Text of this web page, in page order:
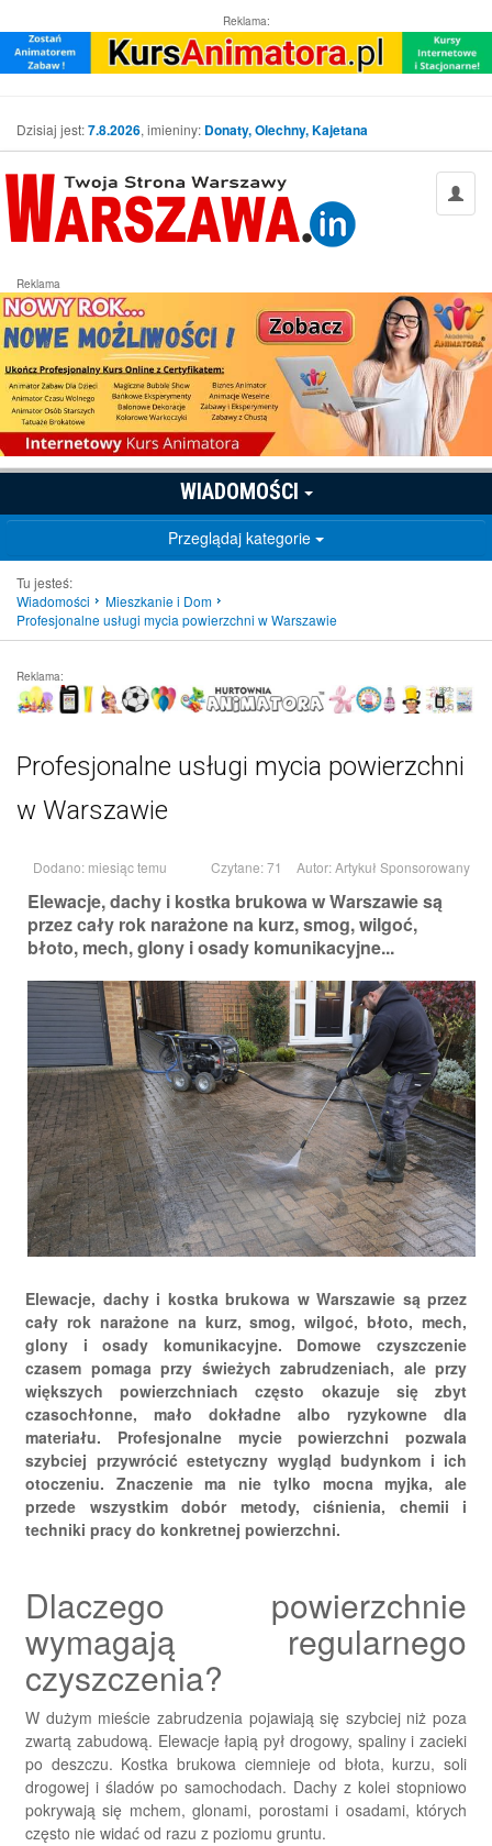
Reklama:
Dzisiaj jest:7.8.2026, imieniny: Donaty, Olechny, Kajetana
Reklama
WIADOMOŚCI
Przeglądaj kategorie
Tu jesteś:
Wiadomości
Mieszkanie i Dom
Profesjonalne usługi mycia powierzchni w Warszawie
Reklama:
Profesjonalne usługi mycia powierzchni
w Warszawie
Dodano: miesiąc temu Czytane: 71 Autor:Artykuł Sponsorowany
Elewacje, dachy i kostka brukowa w Warszawie są
przez cały rok narażone na kurz, smog, wilgoć,
błoto, mech, glony i osady komunikacyjne...
Elewacje, dachy i kostka brukowa w Warszawie są przez
cały rok narażone na kurz, smog, wilgoć, błoto, mech,
glony i osady komunikacyjne. Domowe czyszczenie
czasem pomaga przy świeżych zabrudzeniach, ale przy
większych powierzchniach często okazuje się zbyt
czasochłonne, mało dokładne albo ryzykowne dla
materiału. Profesjonalne mycie powierzchni pozwala
szybciej przywrócić estetyczny wygląd budynkom i ich
otoczeniu. Znaczenie ma nie tylko mocna myjka, ale
przede wszystkim dobór metody, ciśnienia, chemii i
techniki pracy do konkretnej powierzchni.
Dlaczego powierzchnie
wymagają regularnego
czyszczenia?
W dużym mieście zabrudzenia pojawiają się szybciej niż poza
zwartą zabudową. Elewacje łapią pył drogowy, spaliny i zacieki
po deszczu. Kostka brukowa ciemnieje od błota, kurzu, soli
drogowej i śladów po samochodach. Dachy z kolei stopniowo
pokrywają się mchem, glonami, porostami i osadami, których
często nie widać od razu z poziomu gruntu.